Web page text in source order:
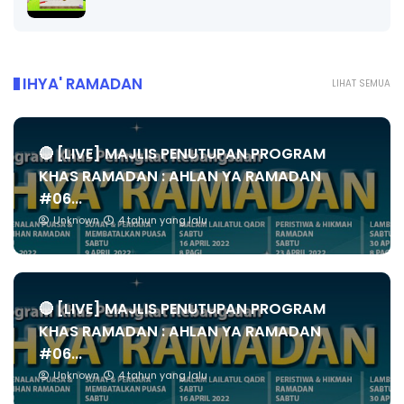
LIHAT SEMUA
IHYA' RAMADAN
🔴 [LIVE] MAJLIS PENUTUPAN PROGRAM
KHAS RAMADAN : AHLAN YA RAMADAN
#06...
Unknown 4 tahun yang lalu
🔴 [LIVE] MAJLIS PENUTUPAN PROGRAM
KHAS RAMADAN : AHLAN YA RAMADAN
#06...
Unknown 4 tahun yang lalu